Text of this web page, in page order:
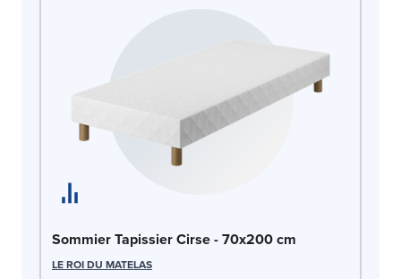
Sommier Tapissier Cirse - 70x200 cm
LE ROI DU MATELAS